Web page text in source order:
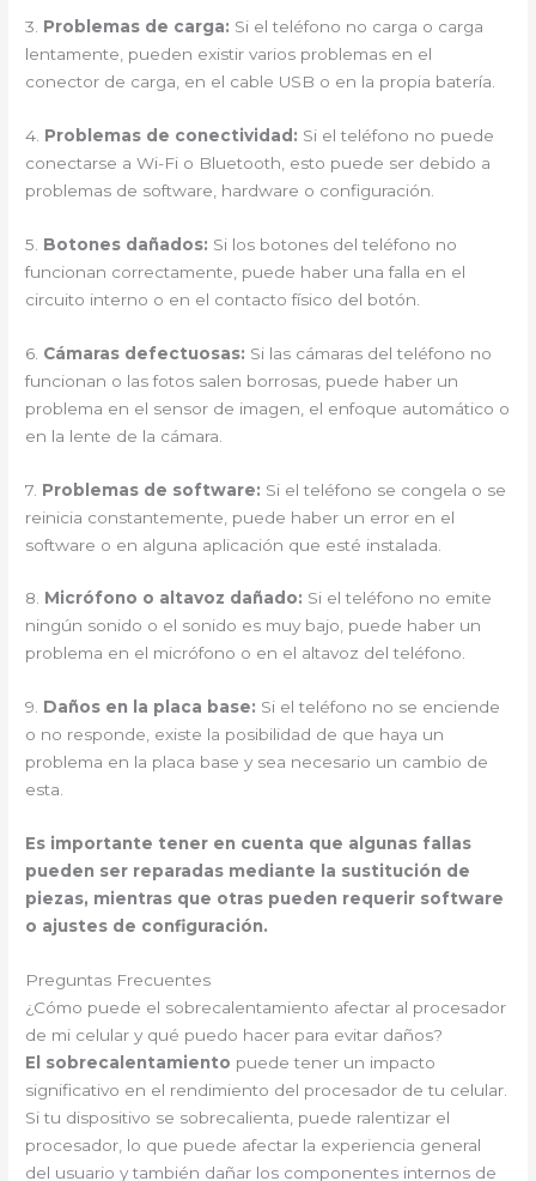
3. Problemas de carga: Si el teléfono no carga o carga
lentamente, pueden existir varios problemas en el
conector de carga, en el cable USB o en la propia batería.
4. Problemas de conectividad: Si el teléfono no puede
conectarse a Wi-Fi o Bluetooth, esto puede ser debido a
problemas de software, hardware o configuración.
5. Botones dañados: Si los botones del teléfono no
funcionan correctamente, puede haber una falla en el
circuito interno o en el contacto físico del botón.
6. Cámaras defectuosas: Si las cámaras del teléfono no
funcionan o las fotos salen borrosas, puede haber un
problema en el sensor de imagen, el enfoque automático o
en la lente de la cámara.
7. Problemas de software: Si el teléfono se congela o se
reinicia constantemente, puede haber un error en el
software o en alguna aplicación que esté instalada.
8. Micrófono o altavoz dañado: Si el teléfono no emite
ningún sonido o el sonido es muy bajo, puede haber un
problema en el micrófono o en el altavoz del teléfono.
9. Daños en la placa base: Si el teléfono no se enciende
o no responde, existe la posibilidad de que haya un
problema en la placa base y sea necesario un cambio de
esta.
Es importante tener en cuenta que algunas fallas
pueden ser reparadas mediante la sustitución de
piezas, mientras que otras pueden requerir software
o ajustes de configuración.
Preguntas Frecuentes
¿Cómo puede el sobrecalentamiento afectar al procesador
de mi celular y qué puedo hacer para evitar daños?
El sobrecalentamiento puede tener un impacto
significativo en el rendimiento del procesador de tu celular.
Si tu dispositivo se sobrecalienta, puede ralentizar el
procesador, lo que puede afectar la experiencia general
del usuario y también dañar los componentes internos de